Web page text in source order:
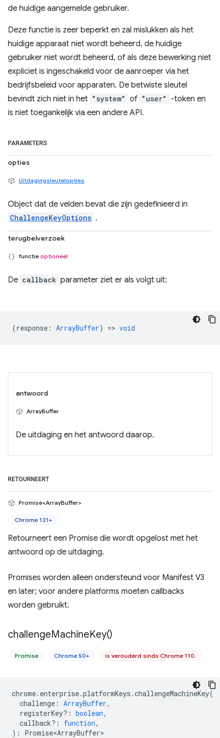
de huidige aangemelde gebruiker.
Deze functie is zeer beperkt en zal mislukken als het
huidige apparaat niet wordt beheerd, de huidige
gebruiker niet wordt beheerd, of als deze bewerking niet
expliciet is ingeschakeld voor de aanroeper via het
bedrijfsbeleid voor apparaten. De betwiste sleutel
bevindt zich niet in het "system" of "user"
-token en
is niet toegankelijk via een andere API.
PARAMETERS
opties
Uitdagingsleutelopties
Object dat de velden bevat die zijn gedefinieerd in
ChallengeKeyOptions .
terugbelverzoek
functie optioneel
De callback parameter ziet er als volgt uit:
(response : ArrayBuffer) => void
antwoord
ArrayBuffer
De uitdaging en het antwoord daarop.
RETOURNEERT
Promise<ArrayBuffer>
Chrome 131+
Retourneert een Promise die wordt opgelost met het
antwoord op de uitdaging.
Promises worden alleen ondersteund voor Manifest V3
en later; voor andere platforms moeten callbacks
worden gebruikt.
challengeMachineKey()
Promise Chrome 50+ is verouderd sinds Chrome 110.
chrome. enterprise.platformKeys .challengeMachineKey(
challenge : ArrayBuffer,
registerKey? : boolean,
callback? : function,
) : Promise<ArrayBuffer>